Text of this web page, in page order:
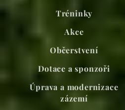
Tréninky
Akce
Občerstvení
Dotace a sponzoři
Úprava a modernizace
zázemí